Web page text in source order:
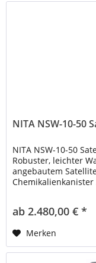
NITA NSW-10-50
NITA NSW-10-50
Robuster, leichter
angebautem
Chemikalienkanister
ab 2.480,00 € *
Merken